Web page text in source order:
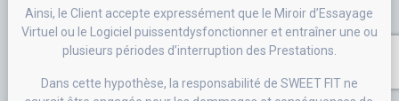
Ainsi, le Client accepte expressément que le Miroir d’Essayage
Virtuel ou le Logiciel puissentdysfonctionner et entraîner une ou
plusieurs périodes d’interruption des Prestations.
Dans cette hypothèse, la responsabilité de SWEET FIT ne